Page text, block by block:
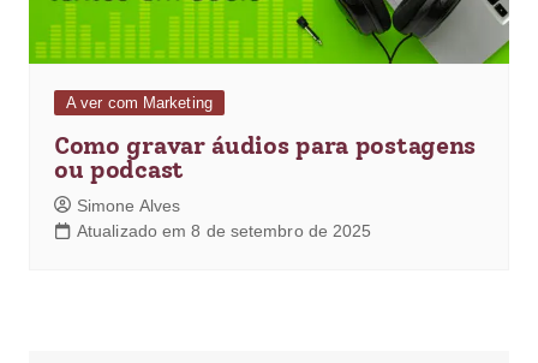
A ver com Marketing
Como gravar áudios para postagens
ou podcast
Simone Alves
Atualizado em 8 de setembro de 2025